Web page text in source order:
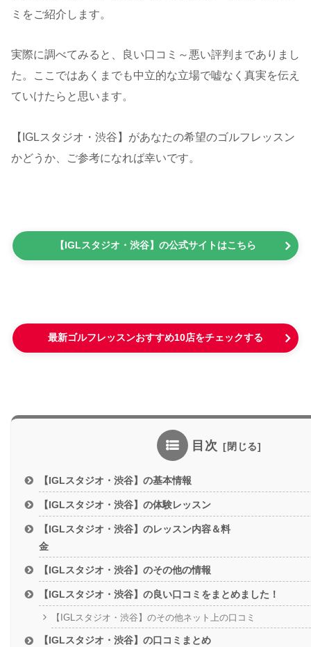
ミをご紹介します。
実際に調べてみると、良い口コミ～悪い評判までありまし
た。ここではあくまでも中立的な立場で嘘なく真実を伝え
ていけたらと思います。
【IGLスタジオ・渋谷】があなたの希望のゴルフレッスン
かどうか、ご参考になれば幸いです。
【IGLスタジオ・渋谷】の公式サイトはこちら
最新ゴルフレッスンおすすめ10店をチェックする
目次
【IGLスタジオ・渋谷】の基本情報
【IGLスタジオ・渋谷】の体験レッスン
【IGLスタジオ・渋谷】のレッスン内容＆料
【IGLスタジオ・渋谷】のその他の情報
【IGLスタジオ・渋谷】の良い口コミをまとめました！
【IGLスタジオ・渋谷】のその他ネット上の口コミ
【IGLスタジオ・渋谷】の口コミまとめ